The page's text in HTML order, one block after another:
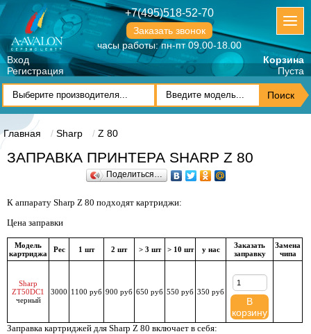
+7(495)518-52-70
Заказать звонок
часы работы: пн-пт 09.00-18.00
Вход
Регистрация
Корзина
Пуста
Главная Sharp Z 80
ЗАПРАВКА ПРИНТЕРА SHARP Z 80
Поделиться…
К аппарату Sharp Z 80 подходят картриджи:
Цена заправки
Модель
картриджа
Рес 1 шт 2 шт > 3 шт > 10 шт у нас
Заказать
заправку
Замена
чипа
Sharp
ZT50DC1
черный
3000 1100 руб 900 руб 650 руб 550 руб 350 руб
В
корзину
Заправка картриджей для Sharp Z 80 включает в себя: